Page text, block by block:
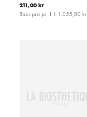
211,00 kr
Basis pris pr. 1 l: 1.055,00 kr